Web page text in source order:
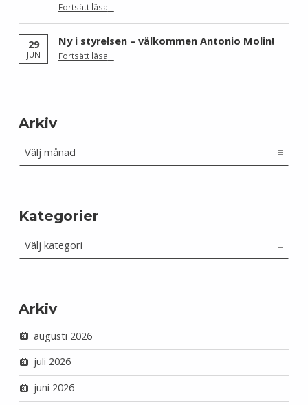
Fortsätt läsa“Wikimedia Sverige och Wikimedia Brasil får Sida-finansiering för att stärka civilsamhället kring fri kunskap”
…
29
JUN
Ny i styrelsen – välkommen Antonio Molin!
Fortsätt läsa“Ny i styrelsen – välkommen Antonio Molin!”
…
Arkiv
Kategorier
Arkiv
augusti 2026
juli 2026
juni 2026